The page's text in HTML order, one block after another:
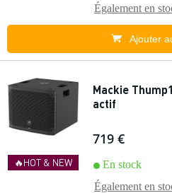
Également en
Ajouter
🔥HOT & NEW
Mackie
actif
719 €
En stock
Également en